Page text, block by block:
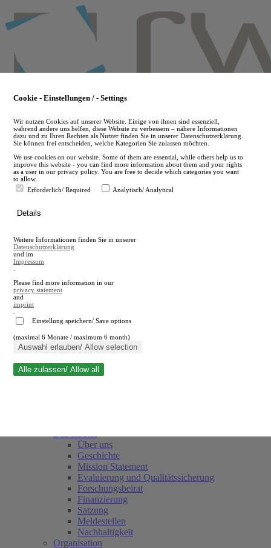
to
main
en
A
A
Suche schließen
Über uns
Geschichte
Mission Statement
Evaluierung und Qualitätssicherung
Forschungsbeirat
Finanzierung
Satzung
Meldestellen
Nachhaltigkeit
Organisation
Cookie - Einstellungen / - Settings
Wir nutzen Cookies auf unserer Website. Einige von ihnen sind essenziell,
während andere uns helfen, diese Website zu verbessern – nähere Informationen
dazu und zu Ihren Rechten als Nutzer finden Sie in unserer Datenschutzerklärung.
Sie können frei entscheiden, welche Kategorien Sie zulassen möchten.
We use cookies on our website. Some of them are essential, while others help us to
improve this website - you can find more information about them and your rights
as a user in our privacy policy. You are free to decide which categories you want
to allow.
Erforderlich/ Required
Analytisch/ Analytical
Details
Weitere Informationen finden Sie in unserer
Datenschutzerklärung
und im
Impressum
Please find more information in our
privacy statement
and
imprint
Einstellung speichern/ Save options
(maximal 6 Monate / maximum 6 month)
Auswahl erlauben/ Allow selection
Alle zulassen/ Allow all